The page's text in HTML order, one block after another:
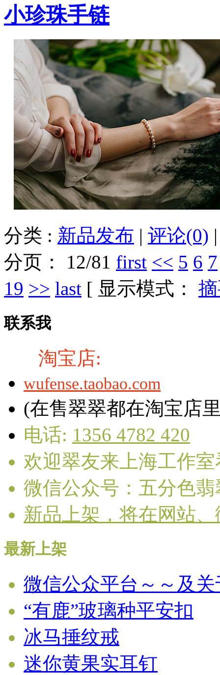
小珍珠手链
分类 : 新品发布 | 评论(0)
分页： 12/81 first << 5 6 7
19 >> last [ 显示模式：
联系我
淘宝店:
wufense.taobao.com
(在售翠翠都在淘宝店
电话: 1356 4782 420
欢迎翠友来上海工作
微信公众号：五分色翡
新品上架，将在网站
最新上架
微信公众平台～～及
“有鹿”玻璃种平安扣
冰马捶纹戒
迷你黄果实耳钉